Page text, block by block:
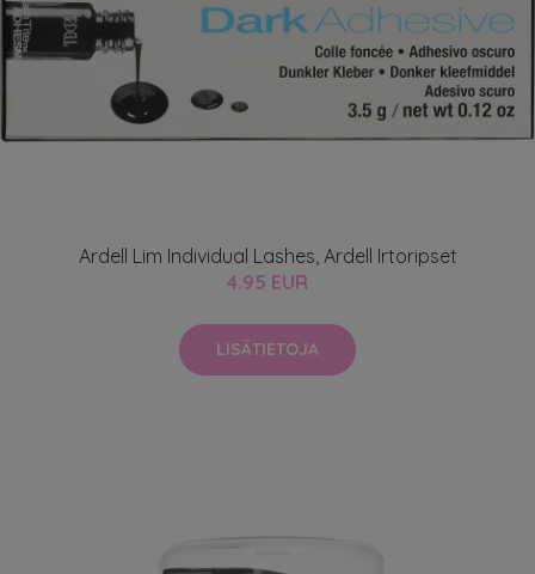
Ardell Lim Individual Lashes, Ardell Irtoripset
4.95 EUR
LISÄTIETOJA